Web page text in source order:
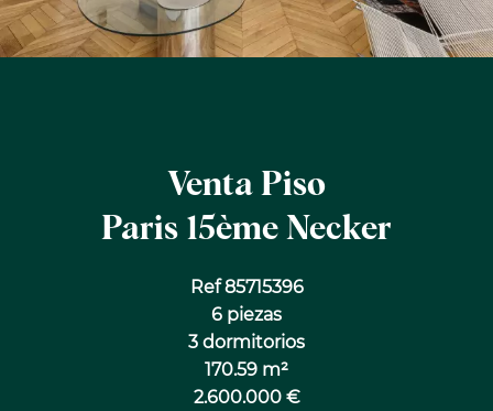
Venta Piso
Paris 15ème Necker
Ref 85715396
6 piezas
3 dormitorios
170.59 m²
2.600.000 €